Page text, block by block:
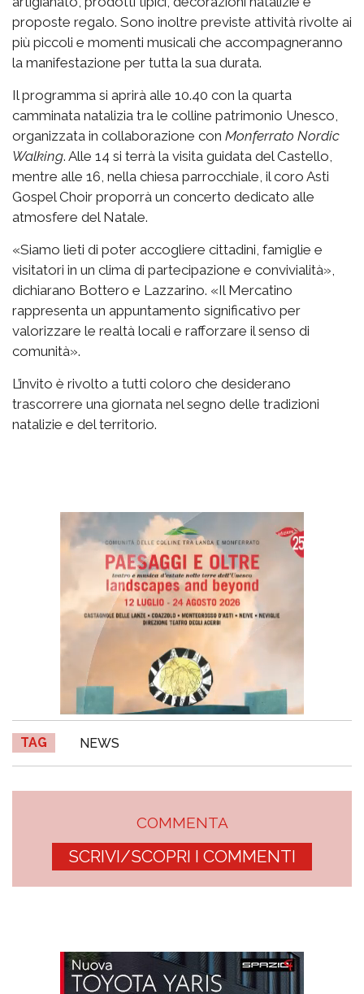
proposte regalo. Sono inoltre previste attività rivolte ai
più piccoli e momenti musicali che accompagneranno
la manifestazione per tutta la sua durata.
Il programma si aprirà alle 10.40 con la quarta
camminata natalizia tra le colline patrimonio Unesco,
organizzata in collaborazione con Monferrato Nordic
Walking. Alle 14 si terrà la visita guidata del Castello,
mentre alle 16, nella chiesa parrocchiale, il coro Asti
Gospel Choir proporrà un concerto dedicato alle
atmosfere del Natale.
«Siamo lieti di poter accogliere cittadini, famiglie e
visitatori in un clima di partecipazione e convivialità»,
dichiarano Bottero e Lazzarino. «Il Mercatino
rappresenta un appuntamento significativo per
valorizzare le realtà locali e rafforzare il senso di
comunità».
L’invito è rivolto a tutti coloro che desiderano
trascorrere una giornata nel segno delle tradizioni
natalizie e del territorio.
TAG NEWS
COMMENTA
SCRIVI/SCOPRI I COMMENTI